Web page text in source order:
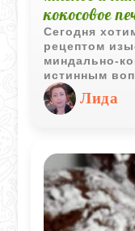
кокосовое
Сегодня
рецептом
миндально-
истинным
качества. В
нотки
кокоса,
Лида